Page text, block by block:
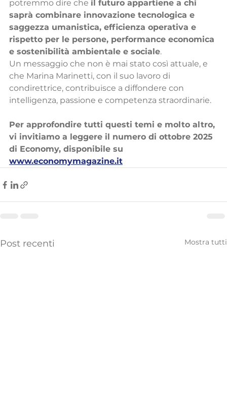
potremmo dire che il futuro appartiene a chi
saprà combinare innovazione tecnologica e
saggezza umanistica, efficienza operativa e
rispetto per le persone, performance economica
e sostenibilità ambientale e sociale.
Un messaggio che non è mai stato così attuale, e
che Marina Marinetti, con il suo lavoro di
condirettrice, contribuisce a diffondere con
intelligenza, passione e competenza straordinarie.
Per approfondire tutti questi temi e molto altro,
vi invitiamo a leggere il numero di ottobre 2025
di Economy, disponibile su
www.economymagazine.it
Post recenti Mostra tutti